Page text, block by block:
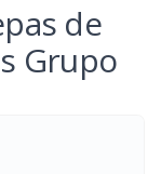
de
Grupo